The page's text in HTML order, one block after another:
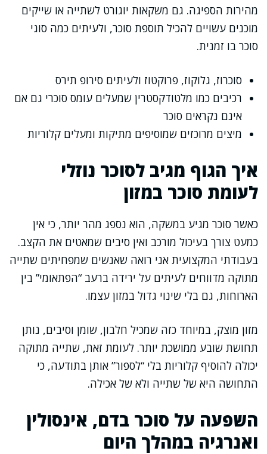
מהירות הספיגה. גם משקאות יוגורט לשתייה או שייקים
מוכנים עשויים להכיל תוספת סוכר, ולעיתים כמה סוגי
סוכר בו זמנית.
סוכרוז, גלוקוז, פרוקטוז ולעיתים סירופ תירס
רכיבים כמו מלטודקסטרין שמעלים עומס סוכרי גם אם
אינם נקראים סוכר
מיצים מרוכזים שמוסיפים מתיקות ומעלים קלוריות
איך הגוף מגיב לסוכר נוזלי
לעומת סוכר במזון
כאשר סוכר מגיע במשקה, הוא נספג מהר יותר, כי אין
כמעט צורך בעיכול מורכב ואין סיבים שמאטים את הקצב.
בעבודתי המקצועית אני רואה שאנשים שמפחיתים שתייה
מתוקה מדווחים לעיתים על ירידה ברעב “הפתאומי” בין
הארוחות, גם בלי שינוי גדול במזון עצמו.
מזון מוצק, במיוחד כזה שמכיל חלבון, שומן וסיבים, נותן
תחושת שובע ממושכת יותר. לעומת זאת, שתייה מתוקה
יכולה להוסיף קלוריות בלי “לספור” אותן בתודעה, כי
התחושה היא של שתייה ולא של אכילה.
השפעה על סוכר בדם, אינסולין
ואנרגיה במהלך היום